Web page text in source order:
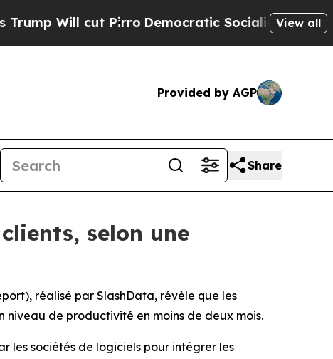
cut Pirro Democratic Socialists of AmericaView all
Provided by AGP
Share
selon une
réalisé par SlashData, révèle que les
niveau de productivité en moins de deux mois.
les sociétés de logiciels pour intégrer les